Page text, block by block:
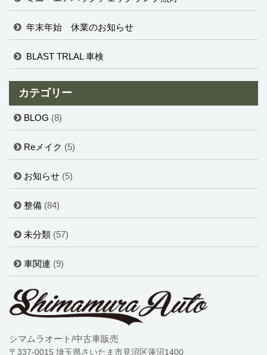
年末年始 休業のお知らせ
BLAST TRLAL 車検
カテゴリー
BLOG (8)
Reメイク (5)
お知らせ (5)
整備 (84)
未分類 (57)
車関連 (9)
シマムラオート/中古車販売
〒337-0015 埼玉県さいたま市見沼区蓮沼1400